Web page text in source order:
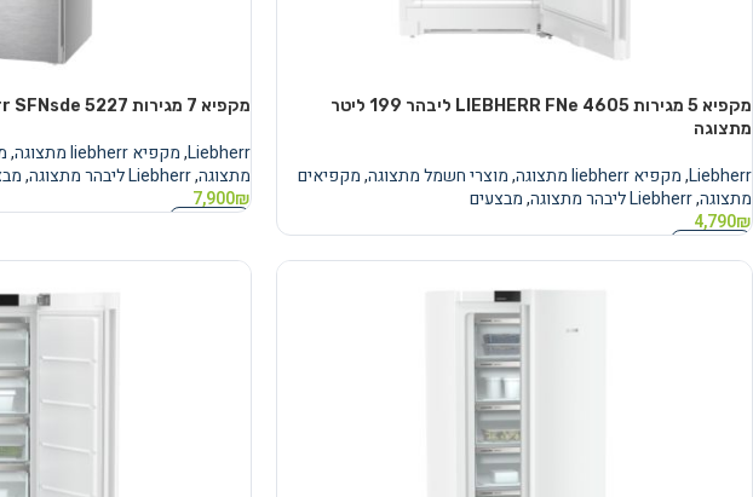
מקפיא 5 מגירות LIEBHERR FNe 4605 ליבהר ‏199 ‏ליטר
מתצוגה
Liebherr
,מקפיא liebherr מתצוגה ,מוצרי חשמל מתצוגה,מקפיאים
מתצוגה,Liebherr ליבהר מתצוגה ,מבצעים
4,790₪
הוספה לסל
מקפיא 7 מגירות Liebherr SFNsde 5227 ליבהר מתצוגה
Liebherr
,מקפיא liebherr מתצוגה ,
מתצוגה,Liebherr ליבהר מתצוגה ,
7,900₪
הוספה לסל